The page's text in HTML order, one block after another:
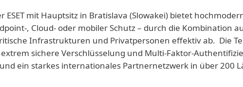
ESET mit Hauptsitz in Bratislava (Slowakei) bietet
, Cloud- oder mobiler Schutz – durch die Kombination
Infrastrukturen und Privatpersonen effektiv ab. Die
sichere Verschlüsselung und Multi-Faktor-
ein starkes internationales Partnernetzwerk in über 200